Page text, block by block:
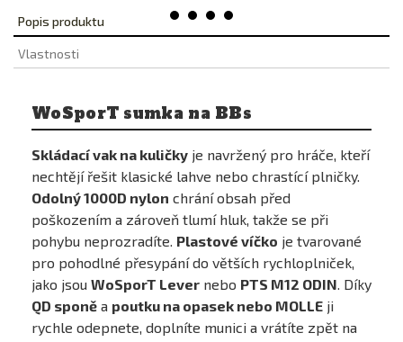
Popis produktu
Vlastnosti
WoSporT sumka na BBs
Skládací vak na kuličky je navržený pro hráče, kteří
nechtějí řešit klasické lahve nebo chrastící plničky.
Odolný 1000D nylon chrání obsah před
poškozením a zároveň tlumí hluk, takže se při
pohybu neprozradíte. Plastové víčko je tvarované
pro pohodlné přesypání do větších rychloplniček,
jako jsou WoSporT Lever nebo PTS M12 ODIN . Díky
QD sponě a poutku na opasek nebo MOLLE ji
rychle odepnete, doplníte munici a vrátíte zpět na